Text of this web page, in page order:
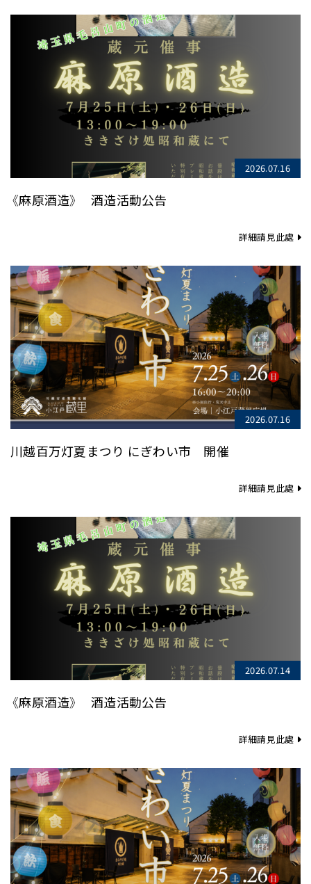
2026.07.16
《麻原酒造》 酒造活動公告
詳細請見此處
2026.07.16
川越百万灯夏まつり にぎわい市 開催
詳細請見此處
2026.07.14
《麻原酒造》 酒造活動公告
詳細請見此處